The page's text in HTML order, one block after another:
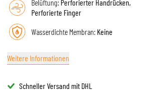
BRILLE
HELM ERSATZTEILE
HELMFUTTER
TASCHEN
BRILLEN
Belüftung: Perforierter Handrücken,
Perforierte Finger
Wasserdichte Membran: Keine
Weitere Informationen
Schneller Versand mit DHL